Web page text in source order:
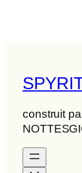
construit